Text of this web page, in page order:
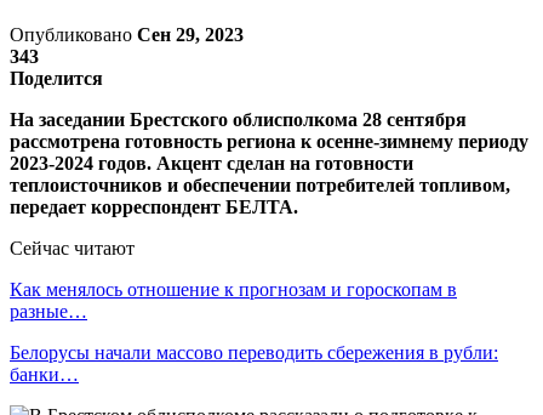
Опубликовано Сен 29, 2023
343
Поделится
На заседании Брестского облисполкома 28 сентября
рассмотрена готовность региона к осенне-зимнему периоду
2023-2024 годов. Акцент сделан на готовности
теплоисточников и обеспечении потребителей топливом,
передает корреспондент БЕЛТА.
Сейчас читают
Как менялось отношение к прогнозам и гороскопам в
разные…
Белорусы начали массово переводить сбережения в рубли:
банки…